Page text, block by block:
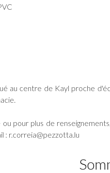
au centre de Kayl proche
ou pour plus de
: r.correia@pezzotta.lu